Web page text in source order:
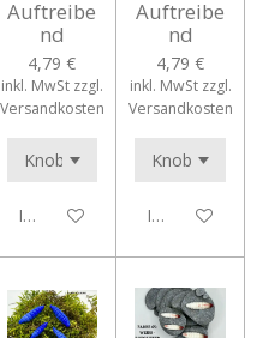
Auftreibe
nd
4,79 €
inkl. MwSt zzgl.
Versandkosten
In den Warenkorb
Auftreibe
nd
4,79 €
inkl. MwSt zzgl.
Versandkosten
In den